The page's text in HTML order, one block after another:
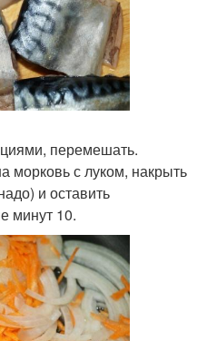
перемешать.
морковь с луком, накрыть
и оставить
минут 10.